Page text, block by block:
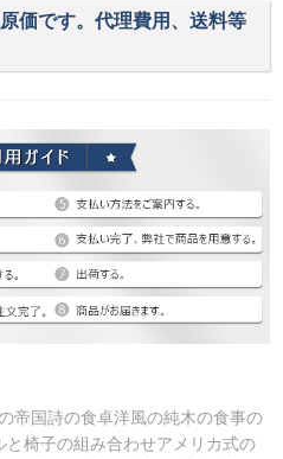
価です。代理費用、送料等
帝国詩の食卓洋風の純木の食事の
と椅子の組み合わせアメリカ式の